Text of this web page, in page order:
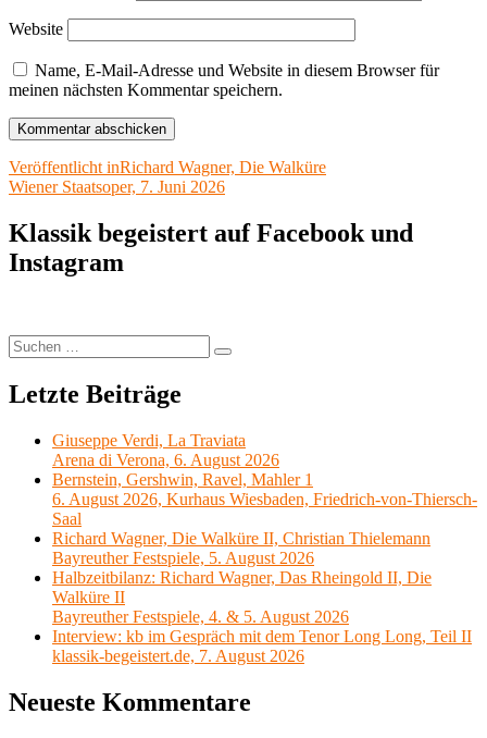
Website
Name, E-Mail-Adresse und Website in diesem Browser für
meinen nächsten Kommentar speichern.
Beitragsnavigation
Veröffentlicht inRichard Wagner, Die Walküre
Wiener Staatsoper, 7. Juni 2026
Klassik begeistert auf Facebook und
Instagram
Suchen
nach:
Suchen
Letzte Beiträge
Giuseppe Verdi, La Traviata
Arena di Verona, 6. August 2026
Bernstein, Gershwin, Ravel, Mahler 1
6. August 2026, Kurhaus Wiesbaden, Friedrich-von-Thiersch-
Saal
Richard Wagner, Die Walküre II, Christian Thielemann
Bayreuther Festspiele, 5. August 2026
Halbzeitbilanz: Richard Wagner, Das Rheingold II, Die
Walküre II
Bayreuther Festspiele, 4. & 5. August 2026
Interview: kb im Gespräch mit dem Tenor Long Long, Teil II
klassik-begeistert.de, 7. August 2026
Neueste Kommentare